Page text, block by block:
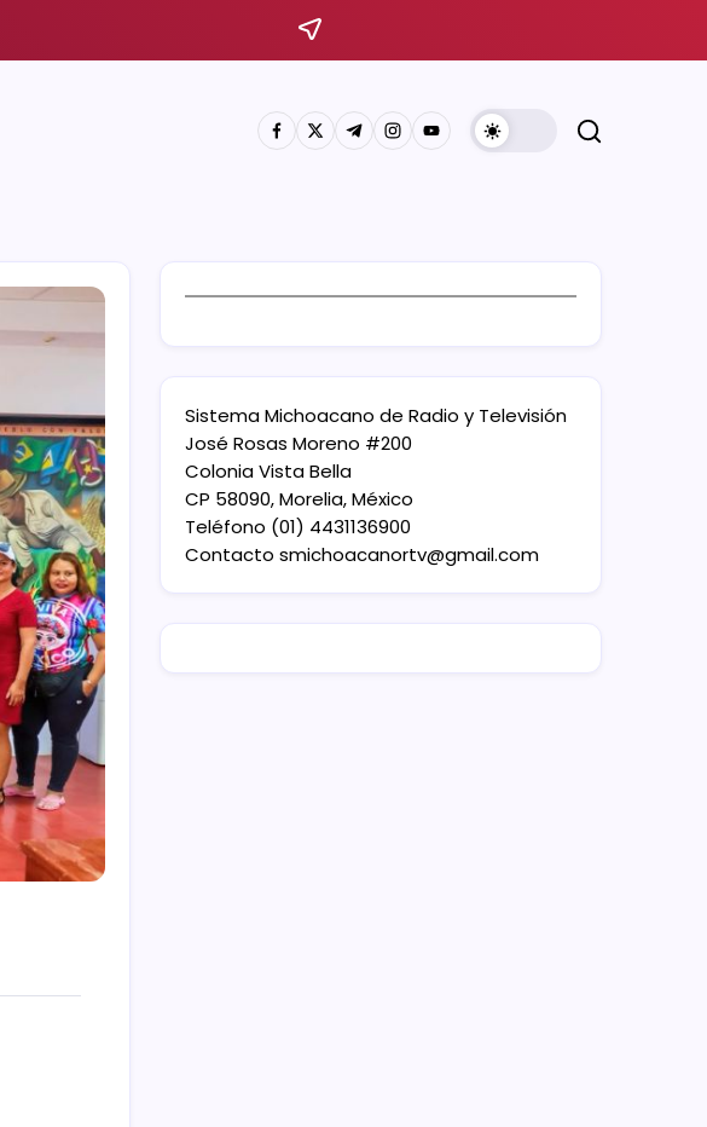
Sistema Michoacano de Radio y Televisión
José Rosas Moreno #200
Colonia Vista Bella
CP 58090, Morelia, México
Teléfono (01) 4431136900
Contacto smichoacanortv@gmail.com